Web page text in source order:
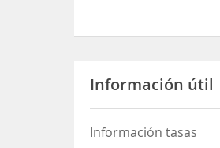
Información útil
Información tasas